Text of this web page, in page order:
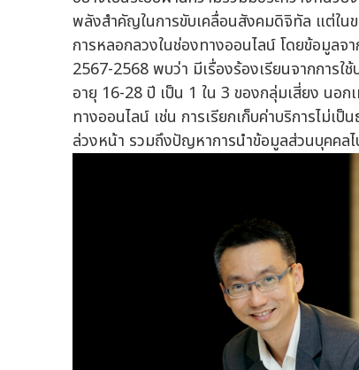
พลังสำคัญในการขับเคลื่อนสังคมดิจิทัล แต่ใน
การหลอกลวงในช่องทางออนไลน์ โดยข้อมูล
2567-2568 พบว่า มีเรื่องร้องเรียนจากการ
อายุ 16-28 ปี เป็น 1 ใน 3 ของกลุ่มเสี่ยง นอ
ทางออนไลน์ เช่น การเรียกเก็บค่าบริการไม่เ
ล่วงหน้า รวมถึงปัญหาการนำข้อมูลส่วนบุคคล